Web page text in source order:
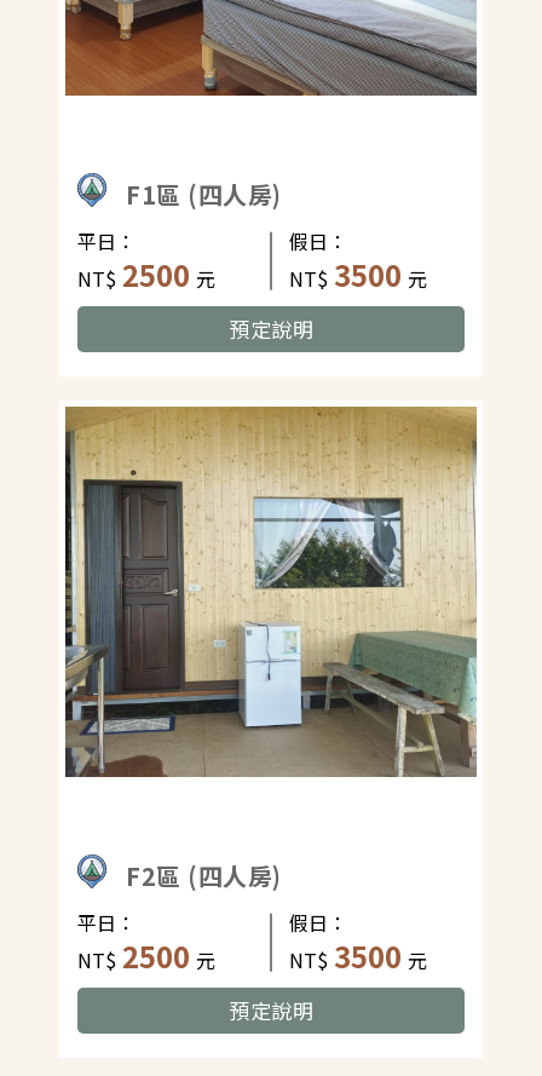
F1區 (四人房)
平日：
NT$ 2500 元
假日：
NT$ 3500 元
預定說明
F2區 (四人房)
平日：
NT$ 2500 元
假日：
NT$ 3500 元
預定說明